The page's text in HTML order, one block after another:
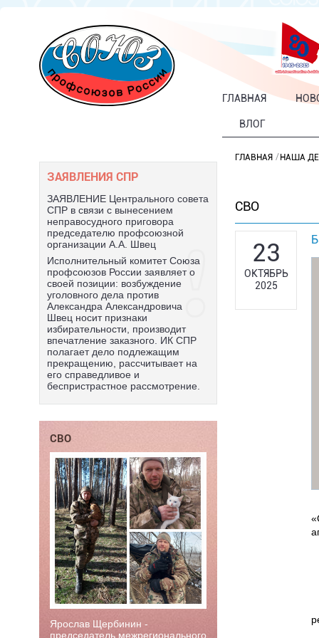
ГЛАВНАЯ
ВЛОГ
ЗАЯВЛЕНИЯ СПР
ЗАЯВЛЕНИЕ Центрального совета
СПР в связи с вынесением
неправосудного приговора
председателю профсоюзной
организации А.А. Швец
Исполнительный комитет Союза
профсоюзов России заявляет о
своей позиции: возбуждение
уголовного дела против
Александра Александровича
Швец носит признаки
избирательности, производит
впечатление заказного. ИК СПР
полагает дело подлежащим
прекращению, рассчитывает на
его справедливое и
беспристрастное рассмотрение.
СВО
Ярослав Щербинин -
председатель межрегионального
ГЛАВНАЯ НАША
СВО
23
ОКТЯБРЬ
2025